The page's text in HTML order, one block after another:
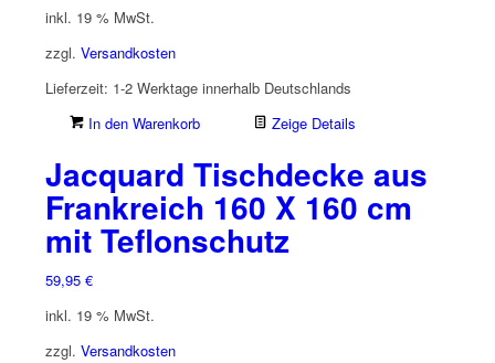
inkl. 19 % MwSt.
zzgl. Versandkosten
Lieferzeit: 1-2 Werktage innerhalb Deutschlands
In den Warenkorb
Zeige Details
Jacquard Tischdecke aus
Frankreich 160 X 160 cm
mit Teflonschutz
59,95 €
inkl. 19 % MwSt.
zzgl. Versandkosten